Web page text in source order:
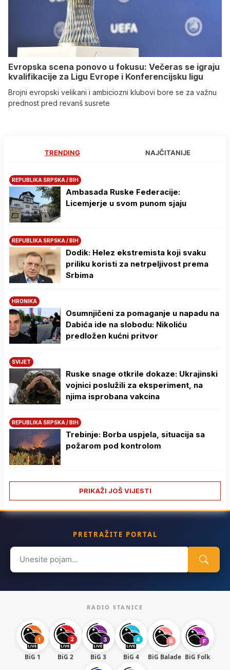
Evropska scena ponovo u fokusu: Večeras se igraju
kvalifikacije za Ligu Evrope i Konferencijsku ligu
Brojni evropski velikani i ambiciozni klubovi bore se za važnu
prednost pred revanš susrete
TRENDING NAJČITANIJE
REPUBLIKA SRPSKA / BIH
Ambasada Ruske Federacije:
Licemjerje u svom punom sjaju
REPUBLIKA SRPSKA / BIH
Dodik: Helez ekstremista koji svaku
priliku koristi za netrpeljivost prema
Srbima
HRONIKA
Osumnjičeni za pomaganje u napadu na
Dabića ide na slobodu: Nikoliću
predložen kućni pritvor
SVIJET
Ruske snage otkrile dokaze: Ukrajinski
vojnici poslužili za eksperiment, na
njima isprobana vakcina
REPUBLIKA SRPSKA / BIH
Trebinje: Borba uspjela, situacija sa
požarom pod kontrolom
PRIKAŽI JOŠ VIJESTI
PRETRAŽITE PORTAL
Search
for:
RADIO STANICE
BiG 1 BiG 2 BiG 3 BiG 4 BiG Balade BiG Folk